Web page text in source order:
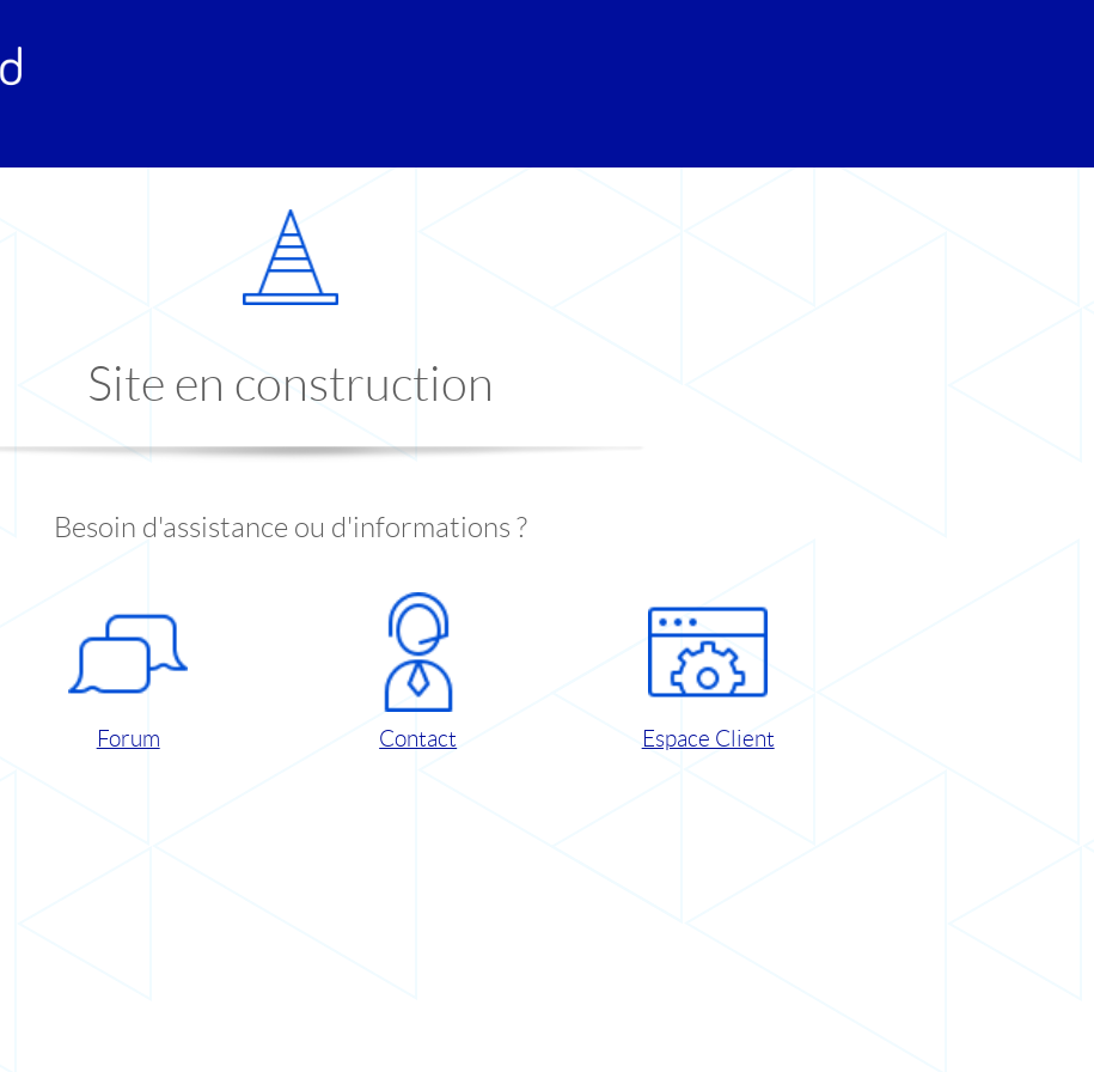
Site en construction
Besoin d'assistance ou d'informations ?
Forum Contact Espace Client